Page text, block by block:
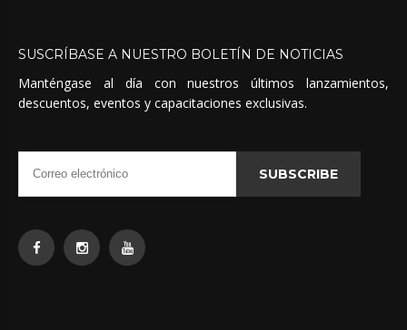
SUSCRÍBASE A NUESTRO BOLETÍN DE NOTICIAS
Manténgase al día con nuestros últimos lanzamientos,
descuentos, eventos y capacitaciones exclusivas.
SUBSCRIBE